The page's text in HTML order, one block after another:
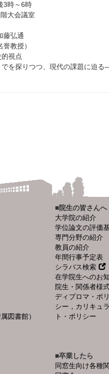
3時～6時
大会議室
藤弘通
教授）
視点
を探りつつ、現代の課題に迫る
図書館）
■院生の皆さんへ
大学院の紹介
学位論文の評価
専門分野の紹介
教員の紹介
年間行事予定表
シラバス検索
在学院生へのお
院生・関係者様
ディプロマ・ポ
シー，カリキュ
ト・ポリシー
■卒業したら
同窓生向け各種